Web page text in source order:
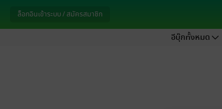
ล็อกอินเข้าระบบ / สมัครสมาชิก
อีบุ๊กทั้งหมด